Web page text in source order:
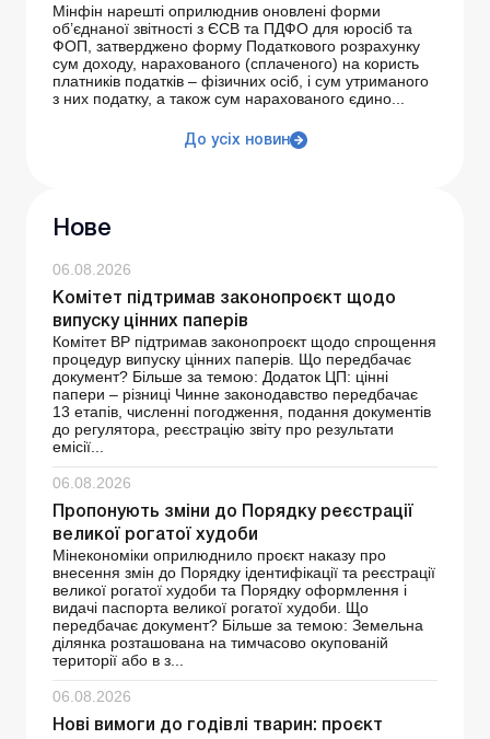
Мінфін нарешті оприлюднив оновлені форми
об’єднаної звітності з ЄСВ та ПДФО для юросіб та
ФОП, затверджено форму Податкового розрахунку
сум доходу, нарахованого (сплаченого) на користь
платників податків – фізичних осіб, і сум утриманого
з них податку, а також сум нарахованого єдино...
До усіх новин
Нове
06.08.2026
Комітет підтримав законопроєкт щодо
випуску цінних паперів
Комітет ВР підтримав законопроєкт щодо спрощення
процедур випуску цінних паперів. Що передбачає
документ? Більше за темою: Додаток ЦП: цінні
папери – різниці Чинне законодавство передбачає
13 етапів, численні погодження, подання документів
до регулятора, реєстрацію звіту про результати
емісії...
06.08.2026
Пропонують зміни до Порядку реєстрації
великої рогатої худоби
Мінекономіки оприлюднило проєкт наказу про
внесення змін до Порядку ідентифікації та реєстрації
великої рогатої худоби та Порядку оформлення і
видачі паспорта великої рогатої худоби. Що
передбачає документ? Більше за темою: Земельна
ділянка розташована на тимчасово окупованій
території або в з...
06.08.2026
Нові вимоги до годівлі тварин: проєкт